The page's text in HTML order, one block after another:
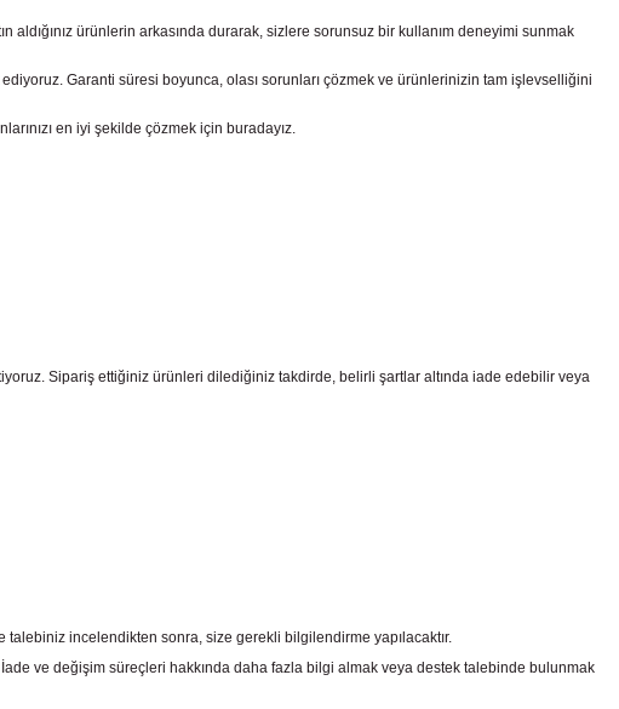
aldığınız ürünlerin arkasında durarak, sizlere sorunsuz bir kullanım deneyimi sunmak
Garanti süresi boyunca, olası sorunları çözmek ve ürünlerinizin tam işlevselliğini
en iyi şekilde çözmek için buradayız.
Sipariş ettiğiniz ürünleri dilediğiniz takdirde, belirli şartlar altında iade edebilir veya
incelendikten sonra, size gerekli bilgilendirme yapılacaktır.
ve değişim süreçleri hakkında daha fazla bilgi almak veya destek talebinde bulunmak